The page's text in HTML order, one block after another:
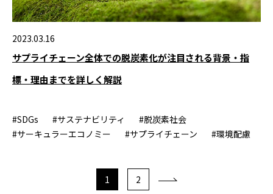
2023.03.16
サプライチェーン全体での脱炭素化が注目される背景・指
標・理由までを詳しく解説
#SDGs #サステナビリティ
#脱炭素社会
#サーキュラーエコノミー
#サプライチェーン #環境配慮
1 2